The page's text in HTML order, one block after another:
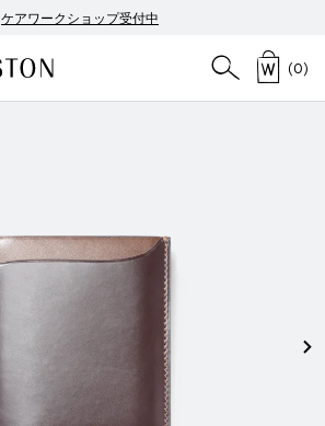
ケアワークショップ受付中
(0)